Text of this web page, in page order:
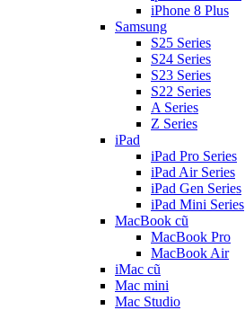
iPhone 8 Plus
Samsung
S25 Series
S24 Series
S23 Series
S22 Series
A Series
Z Series
iPad
iPad Pro Series
iPad Air Series
iPad Gen Series
iPad Mini Series
MacBook cũ
MacBook Pro
MacBook Air
iMac cũ
Mac mini
Mac Studio